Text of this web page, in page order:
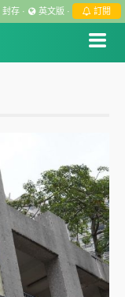
封存 · 英文版 · 訂閱